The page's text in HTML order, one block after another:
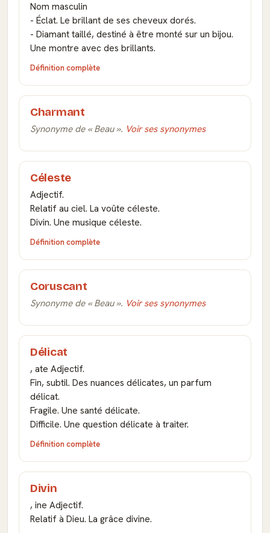
Nom masculin
- Éclat. Le brillant de ses cheveux dorés.
- Diamant taillé, destiné à être monté sur un bijou.
Une montre avec des brillants.
Définition complète
Charmant
Synonyme de « Beau ». Voir ses synonymes
Céleste
Adjectif.
Relatif au ciel. La voûte céleste.
Divin. Une musique céleste.
Définition complète
Coruscant
Synonyme de « Beau ». Voir ses synonymes
Délicat
, ate Adjectif.
Fin, subtil. Des nuances délicates, un parfum
délicat.
Fragile. Une santé délicate.
Difficile. Une question délicate à traiter.
Définition complète
Divin
, ine Adjectif.
Relatif à Dieu. La grâce divine.